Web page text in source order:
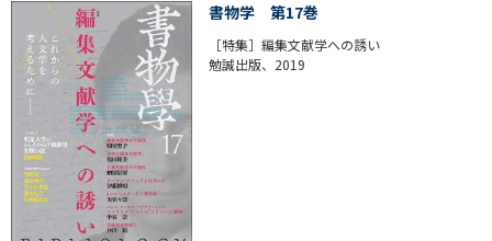
書物学 第17巻
［特集］編集文献学への誘い
勉誠出版、2019